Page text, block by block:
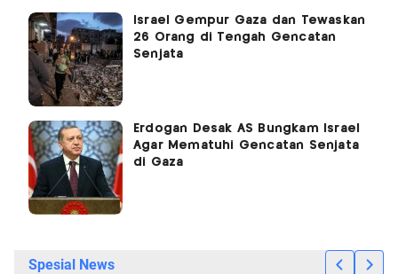
Israel Gempur Gaza dan Tewaskan
26 Orang di Tengah Gencatan
Senjata
Erdogan Desak AS Bungkam Israel
Agar Mematuhi Gencatan Senjata
di Gaza